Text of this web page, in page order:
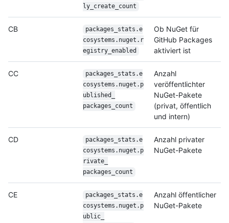
ly_ create_count
CB
packages_stats.e
cosystems.nuget.r
egistry_ enabled
Ob NuGet für
GitHub Packages
aktiviert ist
CC
packages_stats.e
cosystems.nuget.p
ublished_
packages_count
Anzahl
veröffentlichter
NuGet-Pakete
(privat, öffentlich
und intern)
CD
packages_stats.e
cosystems.nuget.p
rivate_
packages_count
Anzahl privater
NuGet-Pakete
CE
packages_stats.e
cosystems.nuget.p
ublic_
Anzahl öffentlicher
NuGet-Pakete